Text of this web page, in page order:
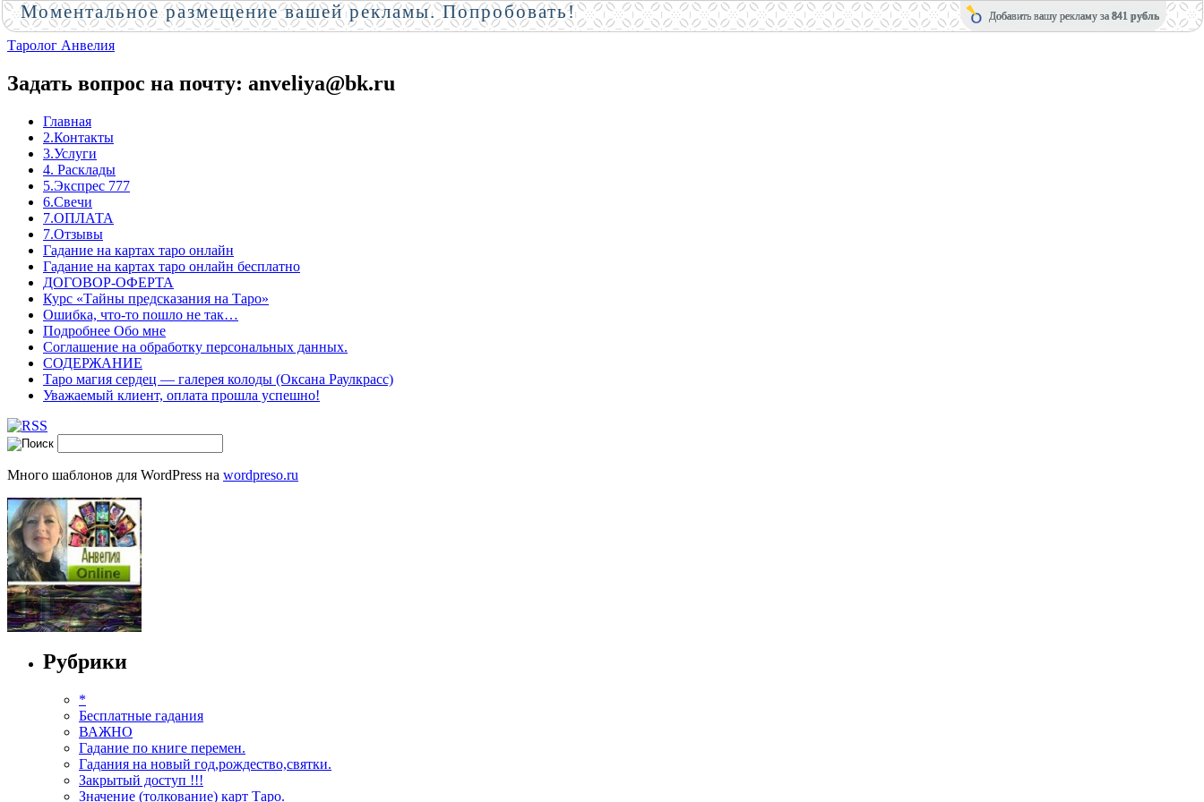
Таролог Анвелия
Задать вопрос на почту: anveliya@bk.ru
Главная
2.Контакты
3.Услуги
4. Расклады
5.Экспрес 777
6.Свечи
7.ОПЛАТА
7.Отзывы
Гадание на картах таро онлайн
Гадание на картах таро онлайн бесплатно
ДОГОВОР-ОФЕРТА
Курс «Тайны предсказания на Таро»
Ошибка, что-то пошло не так…
Подробнее Обо мне
Соглашение на обработку персональных данных.
СОДЕРЖАНИЕ
Таро магия сердец — галерея колоды (Оксана Раулкрасс)
Уважаемый клиент, оплата прошла успешно!
Много шаблонов для WordPress на wordpreso.ru
Рубрики
*
Бесплатные гадания
ВАЖНО
Гадание по книге перемен.
Гадания на новый год,рождество,святки.
Закрытый доступ !!!
Значение (толкование) карт Таро.
Моментальное размещение вашей рекламы. Попробовать! Добавить вашу рекламу за 841 рубль